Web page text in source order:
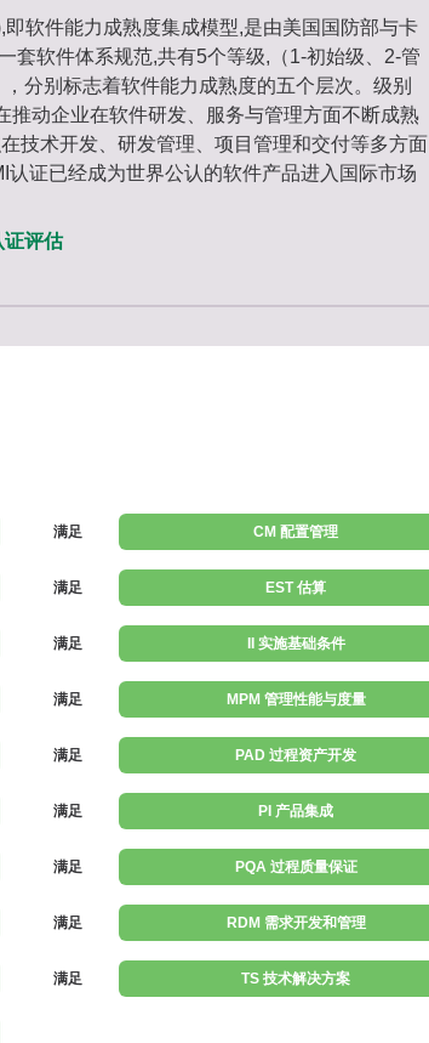
软件能力成熟度集成模型,是由美国国防部与卡
套软件体系规范,共有5个等级,（1-初始级、2-管
分别标志着软件能力成熟度的五个层次。级别
推动企业在软件研发、服务与管理方面不断成熟
技术开发、研发管理、项目管理和交付等多方面
证已经成为世界公认的软件产品进入国际市场
证评估
满足 CM 配置管理
满足 EST 估算
满足 II 实施基础条件
满足 MPM 管理性能与度量
满足 PAD 过程资产开发
满足 PI 产品集成
满足 PQA 过程质量保证
满足 RDM 需求开发和管理
满足 TS 技术解决方案